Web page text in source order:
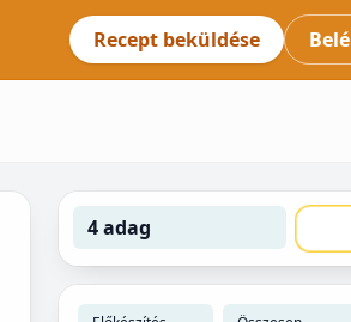
Recept beküldése
4 adag